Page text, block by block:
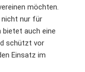
möchten.
nicht nur für
bietet auch eine
schützt vor
Einsatz im